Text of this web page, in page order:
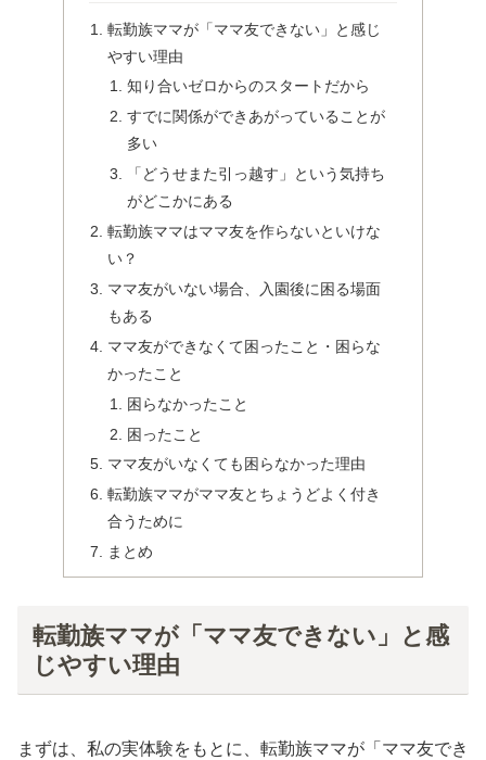
転勤族ママが「ママ友できない」と感じ
やすい理由
知り合いゼロからのスタートだから
すでに関係ができあがっていることが
多い
「どうせまた引っ越す」という気持ち
がどこかにある
転勤族ママはママ友を作らないといけな
い？
ママ友がいない場合、入園後に困る場面
もある
ママ友ができなくて困ったこと・困らな
かったこと
困らなかったこと
困ったこと
ママ友がいなくても困らなかった理由
転勤族ママがママ友とちょうどよく付き
合うために
まとめ
転勤族ママが「ママ友できない」と感
じやすい理由
まずは、私の実体験をもとに、転勤族ママが「ママ友でき